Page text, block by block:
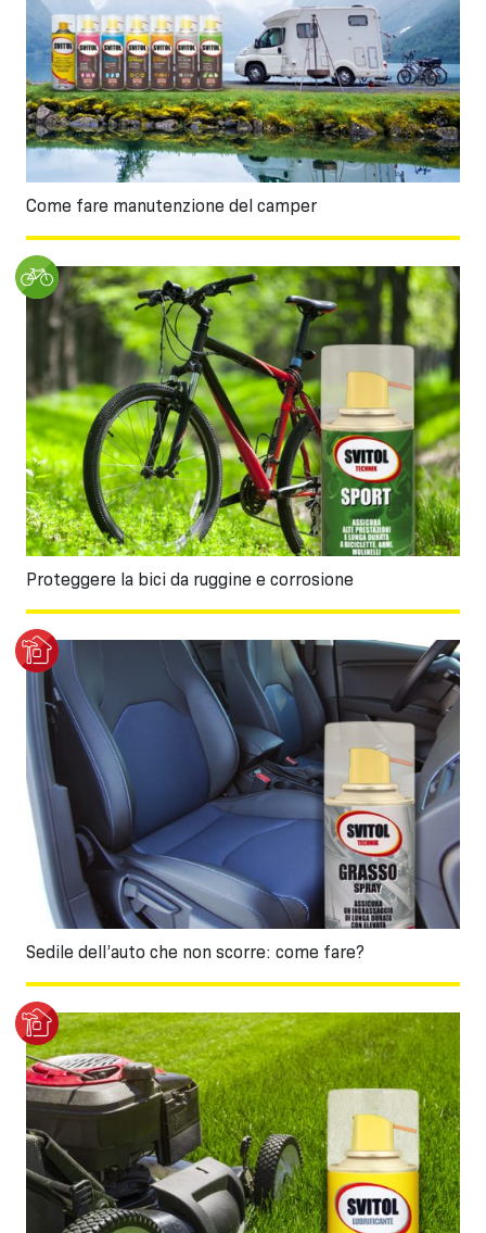
Come fare manutenzione del camper
Proteggere la bici da ruggine e corrosione
Sedile dell’auto che non scorre: come fare?